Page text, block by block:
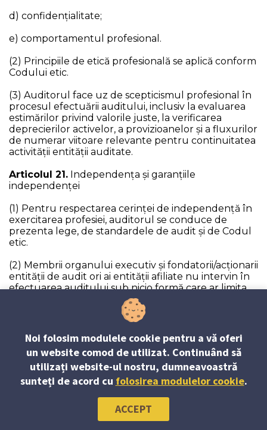
d) confidenţialitate;
e) comportamentul profesional.
(2) Principiile de etică profesională se aplică conform
Codului etic.
(3) Auditorul face uz de scepticismul profesional în
procesul efectuării auditului, inclusiv la evaluarea
estimărilor privind valorile juste, la verificarea
deprecierilor activelor, a provizioanelor și a fluxurilor
de numerar viitoare relevante pentru continuitatea
activității entității auditate.
Articolul 21. Independenţa şi garanţiile
independenţei
(1) Pentru respectarea cerinței de independență în
exercitarea profesiei, auditorul se conduce de
prezenta lege, de standardele de audit și de Codul
etic.
(2) Membrii organului executiv și fondatorii/acționarii
entităţii de audit ori ai entităţii afiliate nu intervin în
efectuarea auditului sub nicio formă care ar limita
independenţa şi obiectivitatea auditorului.
(3) Cerința de independenţă a auditorului este
încălcată în cazul:
a) implicării, directe sau indirecte, a acestuia în
activitatea entității auditate în calitate de fondator,
de persoană cu funcţie de răspundere şi/sau în
cazul participării acestuia în afacerile economico-
financiare ale entității auditate;
b) exercitării de către acesta a funcţiilor manageriale
Noi folosim modulele cookie pentru a vă oferi
un website comod de utilizat. Continuând să
utilizați website-ul nostru, dumneavoastră
sunteți de acord cu folosirea modulelor cookie.
ACCEPT